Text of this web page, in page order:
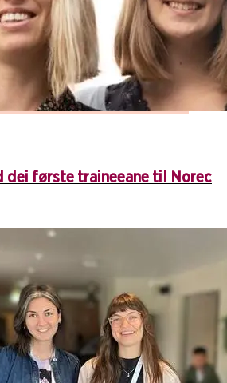
dei første traineeane til Norec